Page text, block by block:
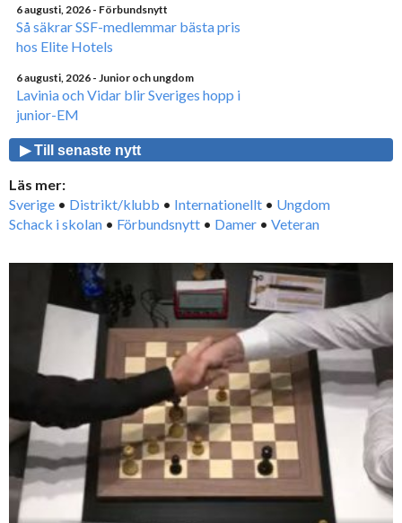
6 augusti, 2026 - Förbundsnytt
Så säkrar SSF-medlemmar bästa pris
hos Elite Hotels
6 augusti, 2026 - Junior och ungdom
Lavinia och Vidar blir Sveriges hopp i
junior-EM
▶ Till senaste nytt
Läs mer:
Sverige • Distrikt/klubb • Internationellt • Ungdom
Schack i skolan • Förbundsnytt • Damer • Veteran